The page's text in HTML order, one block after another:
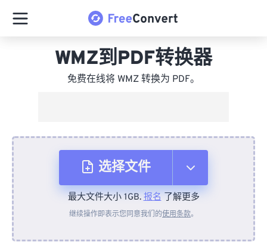
WMZ到PDF转换器
免费在线将 WMZ 转换为 PDF。
选择文件
从设备
最大文件大小 1GB.报名了解更多
继续操作即表示您同意我们的使用条款。